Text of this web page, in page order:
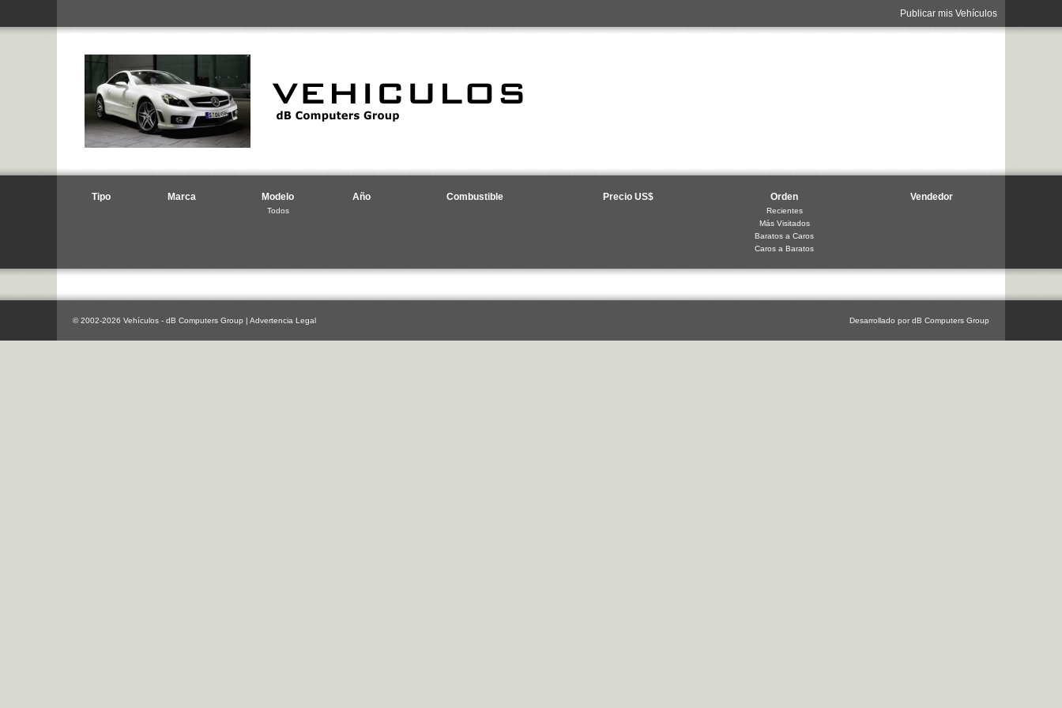
Publicar mis Vehículos
Tipo Marca Modelo
Todos
Año Combustible Precio US$ Orden
Recientes
Más Visitados
Baratos a Caros
Caros a Baratos
Vendedor
© 2002-2026 Vehículos - dB Computers Group | Advertencia Legal Desarrollado por dB Computers Group